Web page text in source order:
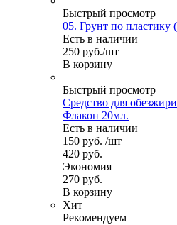
Быстрый просмотр
05. Грунт по пластику
Есть в наличии
250 руб./шт
В корзину
Быстрый просмотр
Средство для
Флакон 20мл.
Есть в наличии
150 руб. /шт
420 руб.
Экономия
270 руб.
В корзину
Хит
Рекомендуем